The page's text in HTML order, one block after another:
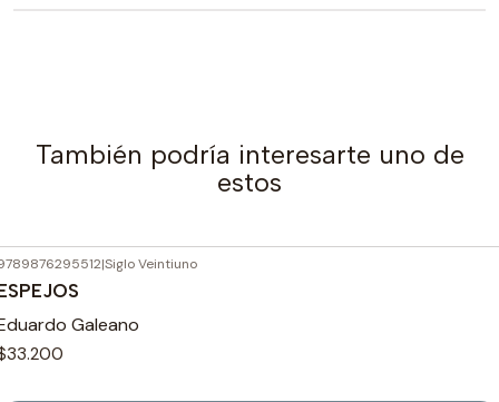
También podría interesarte uno de
estos
Agotado |Siglo Veintiuno
Galeano